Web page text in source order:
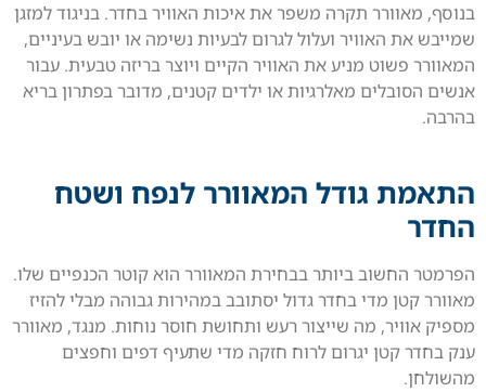
בנוסף, מאוורר תקרה משפר את איכות האוויר בחדר. בניגוד למזגן
שמייבש את האוויר ועלול לגרום לבעיות נשימה או יובש בעיניים,
המאוורר פשוט מניע את האוויר הקיים ויוצר בריזה טבעית. עבור
אנשים הסובלים מאלרגיות או ילדים קטנים, מדובר בפתרון בריא
בהרבה.
התאמת גודל המאוורר לנפח ושטח
החדר
הפרמטר החשוב ביותר בבחירת המאוורר הוא קוטר הכנפיים שלו.
מאוורר קטן מדי בחדר גדול יסתובב במהירות גבוהה מבלי להזיז
מספיק אוויר, מה שייצור רעש ותחושת חוסר נוחות. מנגד, מאוורר
ענק בחדר קטן יגרום לרוח חזקה מדי שתעיף דפים וחפצים
מהשולחן.